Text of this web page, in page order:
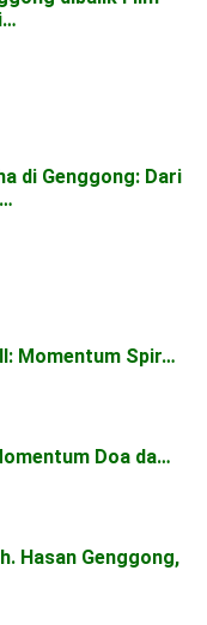
di Genggong: Dari
Momentum Spir…
Doa da…
Hasan Genggong,